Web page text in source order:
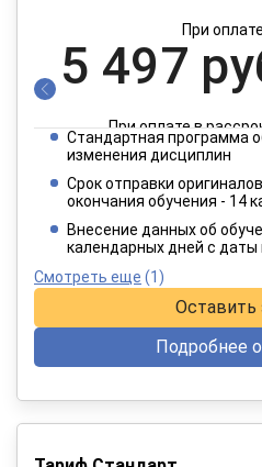
При
5 497
При оплате в
2 749
При оплате в
Стандартная программа
изменения дисциплин
Срок отправки
окончания обучения - 14
Внесение данных об
календарных дней с
Смотреть еще (1)
Оставить
Подробнее